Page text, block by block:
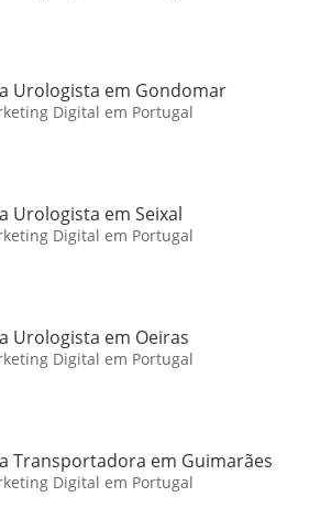
Urologista em Gondomar
Digital em Portugal
Urologista em Seixal
Digital em Portugal
Urologista em Oeiras
Digital em Portugal
Transportadora em Guimarães
Digital em Portugal